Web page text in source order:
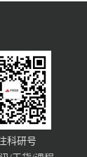
科研号